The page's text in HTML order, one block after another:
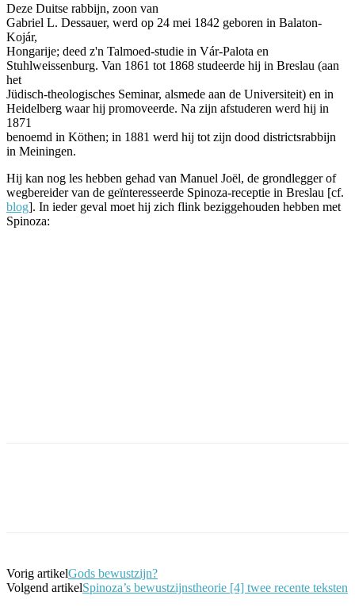
Deze Duitse rabbijn, zoon van
Gabriel L. Dessauer, werd op 24 mei 1842 geboren in Balaton-
Kojár,
Hongarije; deed z'n Talmoed-studie in Vár-Palota en
Stuhlweissenburg. Van 1861 tot 1868 studeerde hij in Breslau (aan
het
Jüdisch-theologisches Seminar, alsmede aan de Universiteit) en in
Heidelberg waar hij promoveerde. Na zijn afstuderen werd hij in
1871
benoemd in Köthen; in 1881 werd hij tot zijn dood districtsrabbijn
in Meiningen.
Hij kan nog les hebben gehad van Manuel Joël, de grondlegger of
wegbereider van de geïnteresseerde Spinoza-receptie in Breslau [cf.
blog]. In ieder geval moet hij zich flink beziggehouden hebben met
Spinoza:
Vorig artikelGods bewustzijn?
Volgend artikelSpinoza’s bewustzijnstheorie [4] twee recente teksten